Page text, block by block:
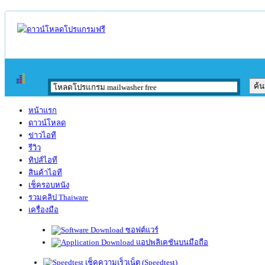
หน้าแรก
ดาวน์โหลด
ข่าวไอที
รีวิว
ทิปส์ไอที
สินค้าไอที
เช็ครอบหนัง
รวมคลิป Thaiware
เครื่องมือ
ซอฟต์แวร์
แอปพลิเคชันบนมือถือ
เช็คความเร็วเน็ต (Speedtest)